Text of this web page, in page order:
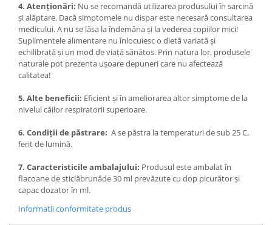
4. Atenţionări: Nu se recomandă utilizarea produsului în sarcină
şi alăptare. Dacă simptomele nu dispar este necesară consultarea
medicului. A nu se lăsa la îndemâna şi la vederea copiilor mici!
Suplimentele alimentare nu înlocuiesc o dietă variată și
echilibrată şi un mod de viaţă sănătos. Prin natura lor, produsele
naturale pot prezenta uşoare depuneri care nu afectează
calitatea!
5. Alte beneficii: Eficient şi în ameliorarea altor simptome de la
nivelul căilor respiratorii superioare.
6. Condiţii de păstrare: A se păstra la temperaturi de sub 25 C,
ferit de lumină.
7. Caracteristicile ambalajului: Produsul este ambalat în
flacoane de sticlăbrunăde 30 ml prevăzute cu dop picurător şi
capac dozator în ml.
Informatii conformitate produs